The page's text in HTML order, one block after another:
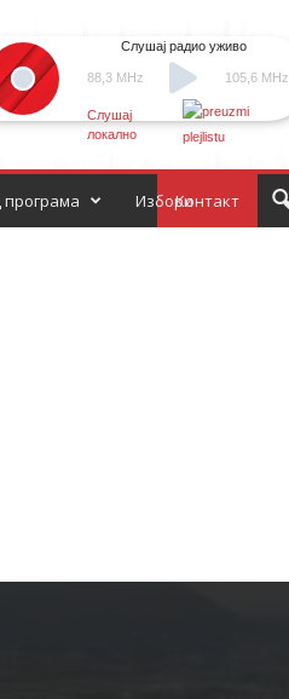
88,3 MHz
Слушај радио уживо
105,6 MHz
Слушај
локално
Контакт
програма Избори